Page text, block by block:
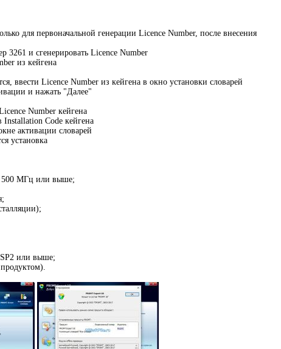
для первоначальной генерации Licence Number, после внесения
и сгенерировать Licence Number
из кейгена
ввести Licence Number из кейгена в окно установки словарей
и нажать "Далее"
Number кейгена
Installation Code кейгена
активации словарей
установка
500 МГц или выше;
или выше;